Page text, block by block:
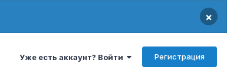
×
Уже есть аккаунт? Войти Регистрация